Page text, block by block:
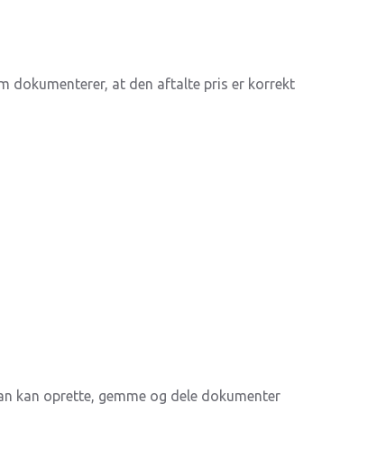
dokumenterer, at den aftalte pris er korrekt
kan oprette, gemme og dele dokumenter